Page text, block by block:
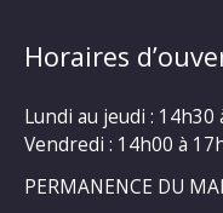
Horaires
Lundi au jeudi : 14h30
Vendredi : 14h00 à
PERMANENCE DU